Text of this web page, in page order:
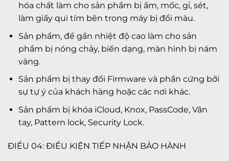
hóa chất làm cho sản phẩm bị ẩm, mốc, gỉ, sét,
làm giấy quì tím bên trong máy bị đổi màu.
Sản phẩm, để gần nhiệt độ cao làm cho sản
phẩm bị nóng chảy, biến dạng, màn hình bị nám
vàng.
Sản phẩm bị thay đổi Firmware và phần cứng bởi
sự tự ý của khách hàng hoặc các nơi khác.
Sản phẩm bị khóa iCloud, Knox, PassCode, Vân
tay, Pattern lock, Security Lock.
ĐIỀU 04: ĐIỀU KIỆN TIẾP NHẬN BẢO HÀNH